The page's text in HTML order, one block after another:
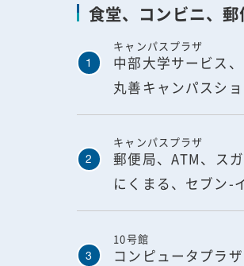
食堂、コンビニ、
キャンパスプラザ
1
中部大学サービス、
丸善キャンパスシ
キャンパスプラザ
2
郵便局、ATM、スガ
にくまる、セブン-
10号館
3 コンピュータプラ